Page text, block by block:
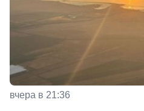
вчера в 21:36